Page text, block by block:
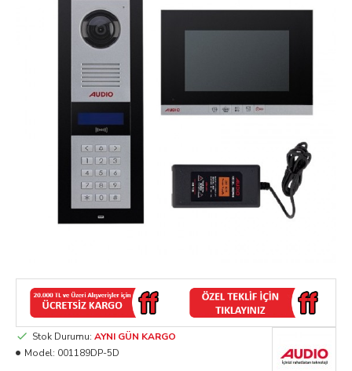
Stok Durumu: AYNI GÜN KARGO
Model: 001189DP-5D